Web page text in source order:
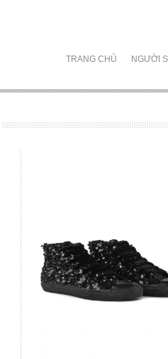
TRANG CHỦ NGƯỜI